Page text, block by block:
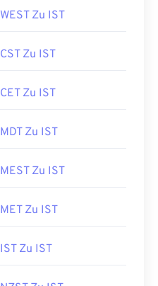
WEST Zu IST
CST Zu IST
CET Zu IST
MDT Zu IST
MEST Zu IST
MET Zu IST
IST Zu IST